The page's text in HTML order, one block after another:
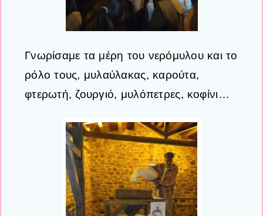
Γνωρίσαμε τα μέρη του νερόμυλου και το
ρόλο τους, μυλαύλακας, καρούτα,
φτερωτή, ζουργιό, μυλόπετρες, κοφίνι…